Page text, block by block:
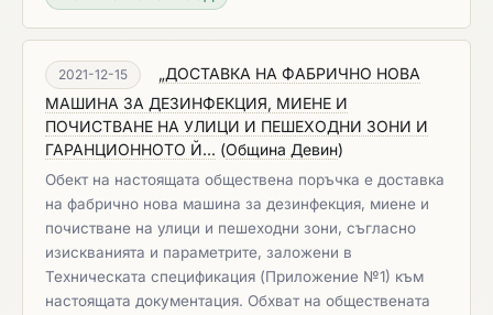
2021-12-15
„ДОСТАВКА НА ФАБРИЧНО НОВА
МАШИНА ЗА ДЕЗИНФЕКЦИЯ, МИЕНЕ И
ПОЧИСТВАНЕ НА УЛИЦИ И ПЕШЕХОДНИ ЗОНИ И
ГАРАНЦИОННОТО Й... (Община Девин)
Обект на настоящата обществена поръчка е доставка
на фабрично нова машина за дезинфекция, миене и
почистване на улици и пешеходни зони, съгласно
изискванията и параметрите, заложени в
Техническата спецификация (Приложение №1) към
настоящата документация. Обхват на обществената